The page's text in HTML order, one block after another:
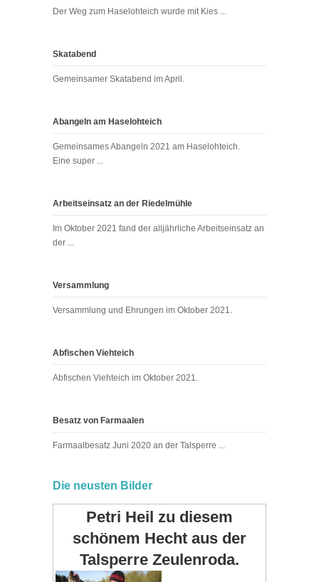
Der Weg zum Haselohteich wurde mit Kies ...
Skatabend
Gemeinsamer Skatabend im April.
Abangeln am Haselohteich
Gemeinsames Abangeln 2021 am Haselohteich.
Eine super ...
Arbeitseinsatz an der Riedelmühle
Im Oktober 2021 fand der alljährliche Arbeitseinsatz an
der ...
Versammlung
Versammlung und Ehrungen im Oktober 2021.
Abfischen Viehteich
Abfischen Viehteich im Oktober 2021.
Besatz von Farmaalen
Farmaalbesatz Juni 2020 an der Talsperre ...
Die neusten Bilder
Petri Heil zu diesem
schönem Hecht aus der
Talsperre Zeulenroda.